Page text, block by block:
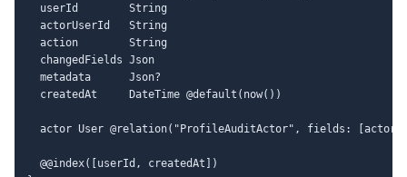
  userId        String
  actorUserId   String
  action        String
  changedFields Json
  metadata      Json?
  createdAt     DateTime @default(now())
actor User @relation("ProfileAuditActor", fields:
  @@index([userId, createdAt])